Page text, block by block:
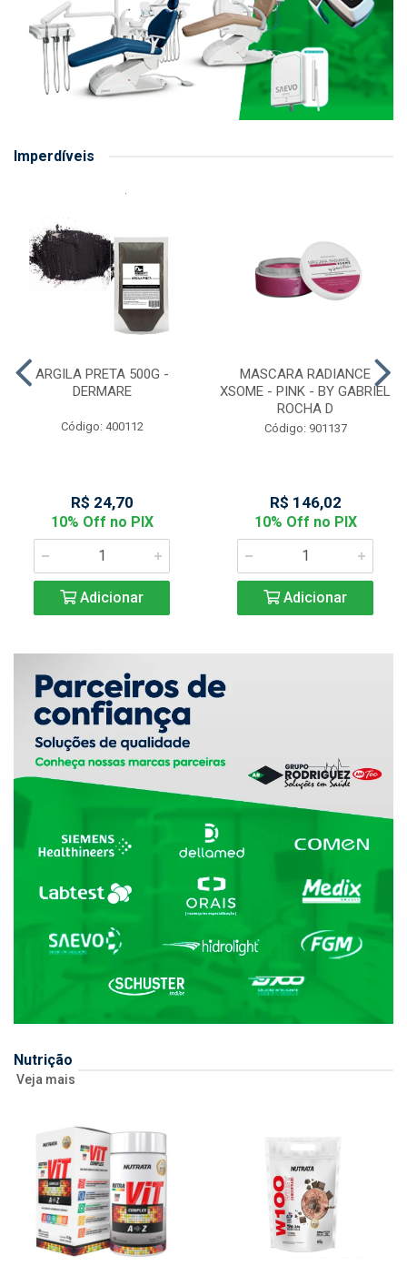
Imperdíveis
ARGILA PRETA 500G -
DERMARE
Código: 400112
R$ 24,70
10% Off no PIX
Adicionar
MASCARA RADIANCE
XSOME - PINK - BY GABRIEL
ROCHA D
Código: 901137
R$ 146,02
10% Off no PIX
Adicionar
Nutrição
Veja mais